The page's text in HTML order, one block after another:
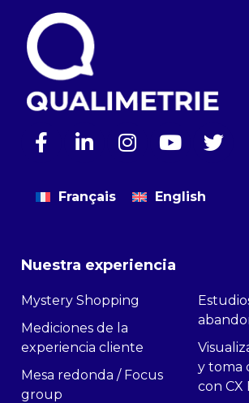
Français English
Nuestra experiencia
Mystery Shopping
Mediciones de la
experiencia cliente
Mesa redonda / Focus
group
y toma
con CX